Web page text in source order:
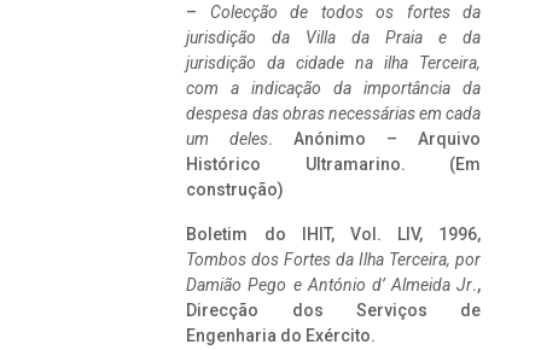
– Colecção de todos os fortes da
jurisdição da Villa da Praia e da
jurisdição da cidade na ilha Terceira,
com a indicação da importância da
despesa das obras necessárias em cada
um deles. Anónimo – Arquivo
Histórico Ultramarino. (Em
construção)
Boletim do IHIT, Vol. LIV, 1996,
Tombos dos Fortes da Ilha Terceira, por
Damião Pego e António d’ Almeida Jr.,
Direcção dos Serviços de
Engenharia do Exército.